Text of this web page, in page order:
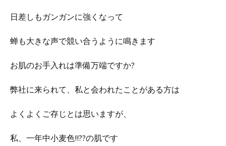
日差しもガンガンに強くなって
蝉も大きな声で競い合うように鳴きます
お肌のお手入れは準備万端ですか?
弊社に来られて、私と会われたことがある方は
よくよくご存じとは思いますが、
私、一年中小麦色!!??の肌です